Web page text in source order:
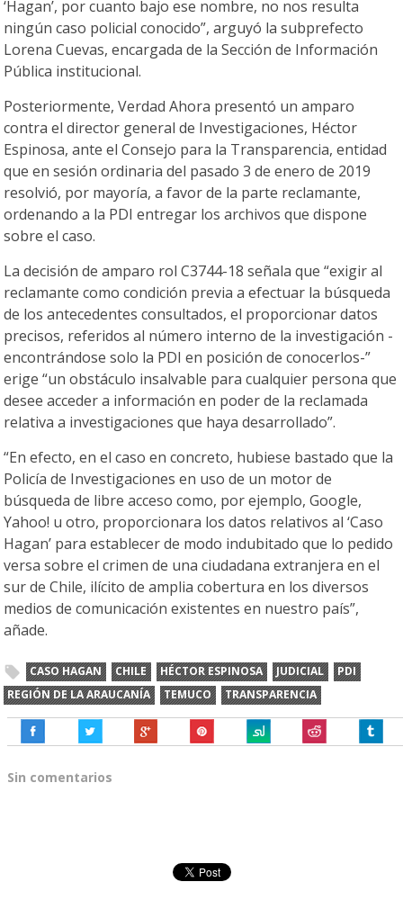
‘Hagan’, por cuanto bajo ese nombre, no nos resulta
ningún caso policial conocido”, arguyó la subprefecto
Lorena Cuevas, encargada de la Sección de Información
Pública institucional.
Posteriormente, Verdad Ahora presentó un amparo
contra el director general de Investigaciones, Héctor
Espinosa, ante el Consejo para la Transparencia, entidad
que en sesión ordinaria del pasado 3 de enero de 2019
resolvió, por mayoría, a favor de la parte reclamante,
ordenando a la PDI entregar los archivos que dispone
sobre el caso.
La decisión de amparo rol C3744-18 señala que “exigir al
reclamante como condición previa a efectuar la búsqueda
de los antecedentes consultados, el proporcionar datos
precisos, referidos al número interno de la investigación -
encontrándose solo la PDI en posición de conocerlos-”
erige “un obstáculo insalvable para cualquier persona que
desee acceder a información en poder de la reclamada
relativa a investigaciones que haya desarrollado”.
“En efecto, en el caso en concreto, hubiese bastado que la
Policía de Investigaciones en uso de un motor de
búsqueda de libre acceso como, por ejemplo, Google,
Yahoo! u otro, proporcionara los datos relativos al ‘Caso
Hagan’ para establecer de modo indubitado que lo pedido
versa sobre el crimen de una ciudadana extranjera en el
sur de Chile, ilícito de amplia cobertura en los diversos
medios de comunicación existentes en nuestro país”,
añade.
CASO HAGAN CHILE HÉCTOR ESPINOSA JUDICIAL
PDI
REGIÓN DE LA ARAUCANÍA
TEMUCO TRANSPARENCIA
Sin comentarios